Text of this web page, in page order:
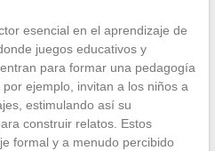
esencial en el aprendizaje de
juegos educativos y
para formar una pedagogía
, por ejemplo, invitan a los niños a
estimulando así su
construir relatos. Estos
formal y a menudo percibido